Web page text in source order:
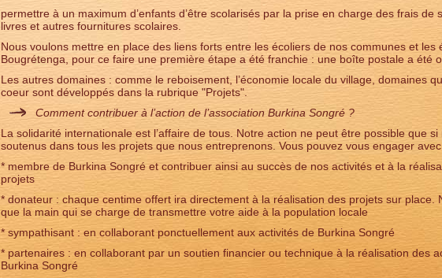
permettre à un maximum d’enfants d’être scolarisés par la prise en charge des frais de
livres et autres fournitures scolaires.
Nous voulons mettre en place des liens forts entre les écoliers de nos communes et les
Bougrétenga, pour ce faire une première étape a été franchie : une boîte postale a été
Les autres domaines : comme le reboisement, l’économie locale du village, domaines
coeur sont développés dans la rubrique "Projets".
Comment contribuer à l’action de l’association Burkina Songré ?
La solidarité internationale est l’affaire de tous. Notre action ne peut être possible que
soutenus dans tous les projets que nous entreprenons. Vous pouvez vous engager
* membre de Burkina Songré et contribuer ainsi au succès de nos activités et à la
projets
* donateur : chaque centime offert ira directement à la réalisation des projets sur place.
que la main qui se charge de transmettre votre aide à la population locale
* sympathisant : en collaborant ponctuellement aux activités de Burkina Songré
* partenaires : en collaborant par un soutien financier ou technique à la réalisation des
Burkina Songré